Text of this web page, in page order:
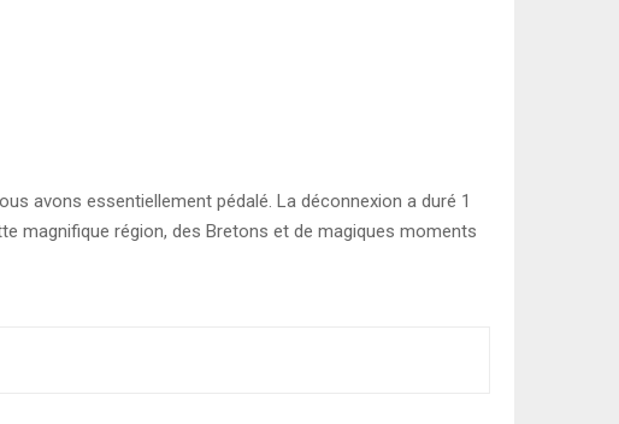
avons essentiellement pédalé. La déconnexion a duré 1
magnifique région, des Bretons et de magiques moments